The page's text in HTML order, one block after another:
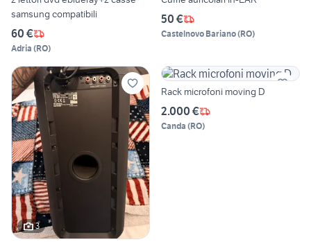
samsung compatibili
60 €
Adria (RO)
50 €
Castelnovo Bariano(RO)
3
Rack microfoni moving D
2.000 €
Canda (RO)